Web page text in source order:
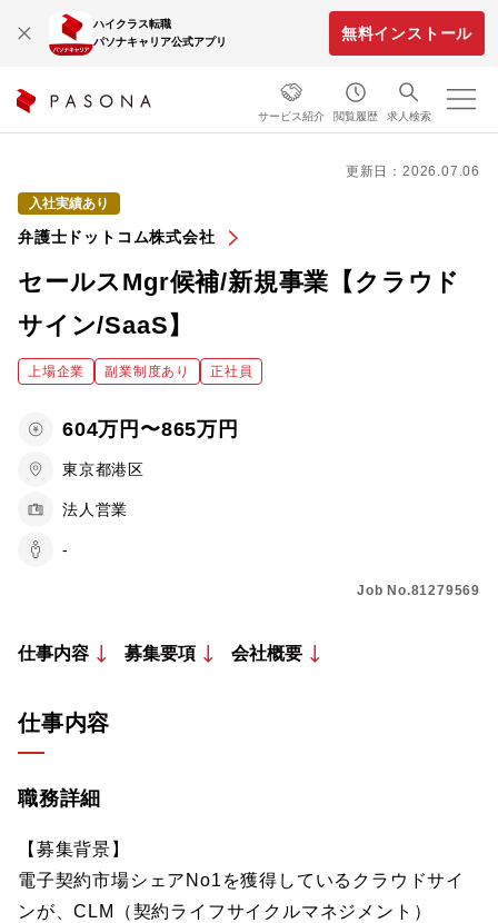
ハイクラス転職
パソナキャリア公式アプリ
無料インストール
サービス紹介 閲覧履歴 求人検索
更新日：2026.07.06
入社実績あり
弁護士ドットコム株式会社
セールスMgr候補/新規事業【クラウド
サイン/SaaS】
上場企業 副業制度あり 正社員
604万円〜865万円
東京都港区
法人営業
-
Job No.81279569
仕事内容 募集要項 会社概要
仕事内容
職務詳細
【募集背景】
電子契約市場シェアNo1を獲得しているクラウドサイ
ンが、CLM（契約ライフサイクルマネジメント）